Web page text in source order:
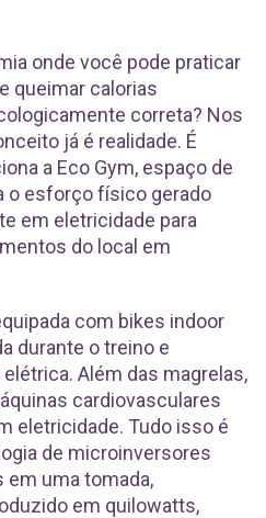
onde você pode praticar
queimar calorias
correta? Nos
já é realidade. É
a Eco Gym, espaço de
o esforço físico gerado
em eletricidade para
do local em
com bikes indoor
durante o treino e
Além das magrelas,
cardiovasculares
eletricidade. Tudo isso é
de microinversores
em uma tomada,
em quilowatts,